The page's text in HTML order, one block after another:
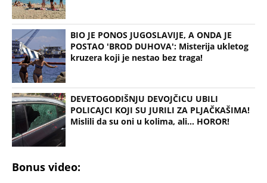
BIO JE PONOS JUGOSLAVIJE, A ONDA JE
POSTAO 'BROD DUHOVA': Misterija ukletog
kruzera koji je nestao bez traga!
DEVETOGODIŠNJU DEVOJČICU UBILI
POLICAJCI KOJI SU JURILI ZA PLJAČKAŠIMA!
Mislili da su oni u kolima, ali... HOROR!
Bonus video: